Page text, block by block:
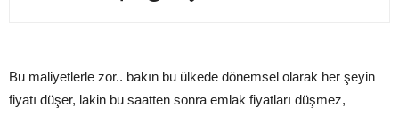
Bu maliyetlerle zor.. bakın bu ülkede dönemsel olarak her şeyin
fiyatı düşer, lakin bu saatten sonra emlak fiyatları düşmez,